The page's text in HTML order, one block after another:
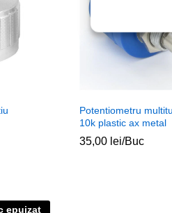
Potentiometru
10k plastic ax metal
35,00 lei/Buc
epuizat